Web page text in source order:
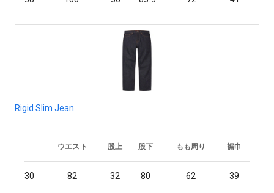
Rigid Slim Jean
ウエスト 股上 股下 もも周り 裾巾
30 82 32 80 62 39